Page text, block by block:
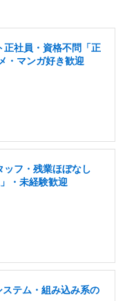
社員・資格不問「正
・マンガ好き歓迎
フ・残業ほぼなし
・未経験歓迎
テム・組み込み系の